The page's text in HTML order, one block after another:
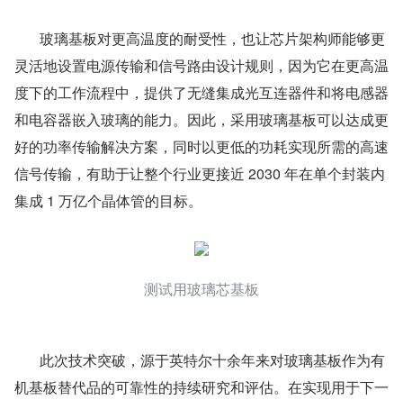
灵活地设置电源传输和信号路由设计规则，因为它在更高温
度下的工作流程中，提供了无缝集成光互连器件和将电感器
和电容器嵌入玻璃的能力。因此，采用玻璃基板可以达成更
好的功率传输解决方案，同时以更低的功耗实现所需的高速
信号传输，有助于让整个行业更接近 2030 年在单个封装内
集成 1 万亿个晶体管的目标。
测试用玻璃芯基板
机基板替代品的可靠性的持续研究和评估。在实现用于下一